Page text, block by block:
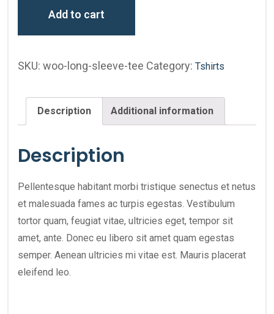
Add to cart
SKU: woo-long-sleeve-tee Category: Tshirts
Description Additional information
Description
Pellentesque habitant morbi tristique senectus et netus
et malesuada fames ac turpis egestas. Vestibulum
tortor quam, feugiat vitae, ultricies eget, tempor sit
amet, ante. Donec eu libero sit amet quam egestas
semper. Aenean ultricies mi vitae est. Mauris placerat
eleifend leo.